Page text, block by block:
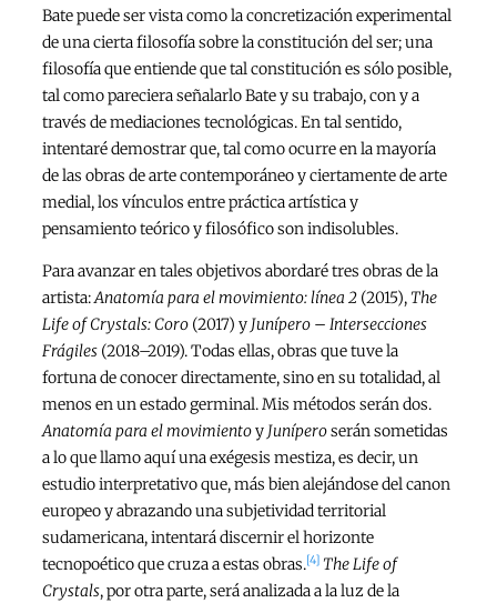
Bate puede ser vista como la concretización experimental
de una cierta filosofía sobre la constitución del ser; una
filosofía que entiende que tal constitución es sólo posible,
tal como pareciera señalarlo Bate y su trabajo, con y a
través de mediaciones tecnológicas. En tal sentido,
intentaré demostrar que, tal como ocurre en la mayoría
de las obras de arte contemporáneo y ciertamente de arte
medial, los vínculos entre práctica artística y
pensamiento teórico y filosófico son indisolubles.
Para avanzar en tales objetivos abordaré tres obras de la
artista:Anatomía para el movimiento: línea 2 (2015), The
Life of Crystals: Coro (2017) y Junípero – Intersecciones
Frágiles (2018–2019). Todas ellas, obras que tuve la
fortuna de conocer directamente, sino en su totalidad, al
menos en un estado germinal. Mis métodos serán dos.
Anatomía para el movimientoy Juníperoserán sometidas
a lo que llamo aquí una exégesis mestiza, es decir, un
estudio interpretativo que, más bien alejándose del canon
europeo y abrazando una subjetividad territorial
sudamericana, intentará discernir el horizonte
tecnopoético que cruza a estas obras.[4] The Life of
Crystals, por otra parte, será analizada a la luz de la